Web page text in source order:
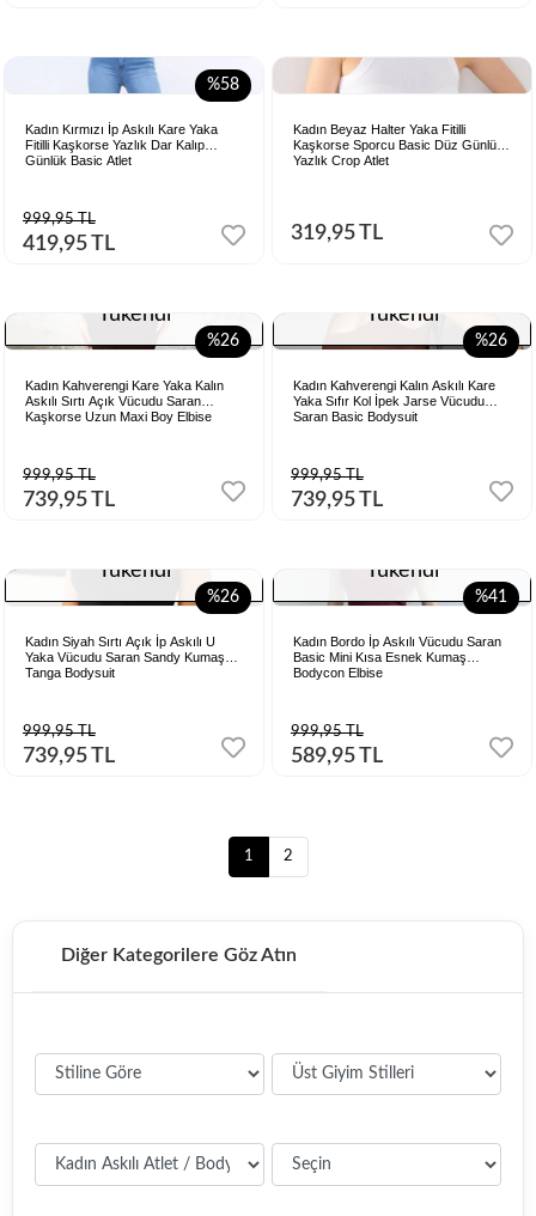
%58
Kadın Kırmızı İp Askılı Kare Yaka
Fitilli Kaşkorse Yazlık Dar Kalıp
Günlük Basic Atlet
999,95 TL
419,95 TL
Kadın Beyaz Halter Yaka Fitilli
Kaşkorse Sporcu Basic Düz Günlük
Yazlık Crop Atlet
319,95 TL
%26
Tükendi
Kadın Kahverengi Kare Yaka Kalın
Askılı Sırtı Açık Vücudu Saran
Kaşkorse Uzun Maxi Boy Elbise
999,95 TL
739,95 TL
%26
Tükendi
Kadın Kahverengi Kalın Askılı Kare
Yaka Sıfır Kol İpek Jarse Vücudu
Saran Basic Bodysuit
999,95 TL
739,95 TL
%26
Tükendi
Kadın Siyah Sırtı Açık İp Askılı U
Yaka Vücudu Saran Sandy Kumaş
Tanga Bodysuit
999,95 TL
739,95 TL
%41
Tükendi
Kadın Bordo İp Askılı Vücudu Saran
Basic Mini Kısa Esnek Kumaş
Bodycon Elbise
999,95 TL
589,95 TL
1 2
Diğer Kategorilere Göz Atın